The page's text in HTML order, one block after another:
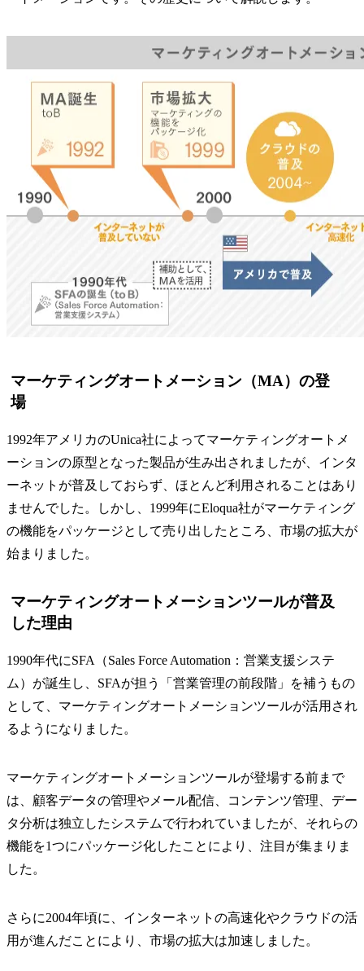
マーケティングオートメーション（MA）の登
場
1992年アメリカのUnica社によってマーケティングオートメ
ーションの原型となった製品が生み出されましたが、インタ
ーネットが普及しておらず、ほとんど利用されることはあり
ませんでした。しかし、1999年にEloqua社がマーケティング
の機能をパッケージとして売り出したところ、市場の拡大が
始まりました。
マーケティングオートメーションツールが普及
した理由
1990年代にSFA（Sales Force Automation：営業支援システ
ム）が誕生し、SFAが担う「営業管理の前段階」を補うもの
として、マーケティングオートメーションツールが活用され
るようになりました。
マーケティングオートメーションツールが登場する前まで
は、顧客データの管理やメール配信、コンテンツ管理、デー
タ分析は独立したシステムで行われていましたが、それらの
機能を1つにパッケージ化したことにより、注目が集まりま
した。
さらに2004年頃に、インターネットの高速化やクラウドの活
用が進んだことにより、市場の拡大は加速しました。